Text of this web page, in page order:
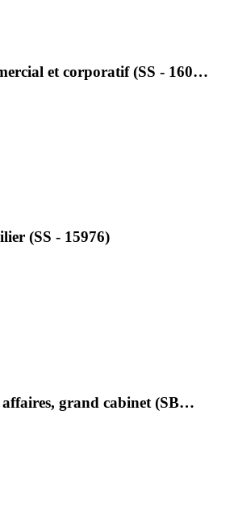
et corporatif (SS - 160…
(SS - 15976)
grand cabinet (SB…